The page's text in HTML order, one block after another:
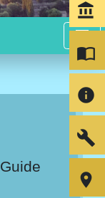
menu
Guide
account_balance
import_contacts
info
build
room